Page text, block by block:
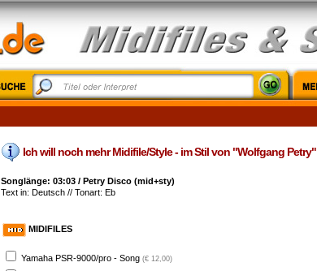
Ich will noch mehr Midifile/Style - im Stil von "Wolfgang Petry"
Songlänge: 03:03 / Petry Disco (mid+sty)
Text in: Deutsch // Tonart: Eb
MIDIFILES
Yamaha PSR-9000/pro - Song (€ 12,00)